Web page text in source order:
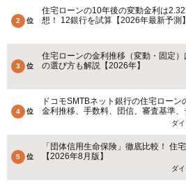
住宅ローンの10年後の変動金利は
想！ 12銀行を試算【2026年最新予測】
住宅ローンの金利推移（変動・固定
の選び方も解説【2026年】
ドコモSMTBネット銀行の住宅ローン
金利推移、手数料、団信、審査基準
ダ
「団体信用生命保険」徹底比較！ 住
【2026年8月版】
ダ